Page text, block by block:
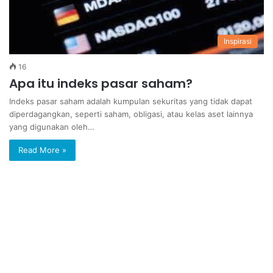
Inspirasi
16
Apa itu indeks pasar saham?
Indeks pasar saham adalah kumpulan sekuritas yang tidak dapat
diperdagangkan, seperti saham, obligasi, atau kelas aset lainnya
yang digunakan oleh…
Read More »